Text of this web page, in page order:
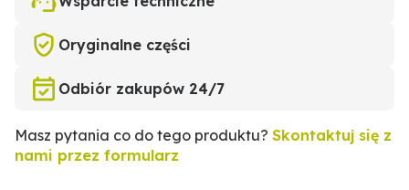
Oryginalne części
Odbiór zakupów 24/7
Masz pytania co do tego produktu? Skontaktuj się z
nami przez formularz